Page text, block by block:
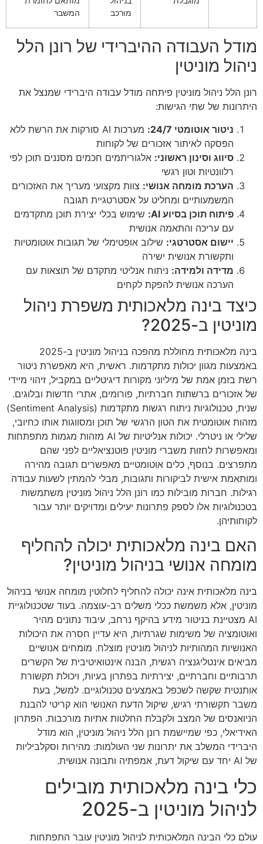
מורכב
המשבר
מודל העבודה ההיברידי של רונן הלל
ניהול מוניטין
רונן הלל ניהול מוניטין פיתחה מודל עבודה היברידי שמנצל את
היתרונות של שתי הגישות:
ניטור אוטומטי 24/7:
מערכות AI סורקות את הרשת ללא
הפסקה לאיתור אזכורים של לקוחות
סיווג וסינון ראשוני: אלגוריתמים חכמים מסננים תוכן לפי
רלוונטיות וטון רגשי
הערכת מומחה אנושי: צוות מקצועי מעריך את האזכורים
המשמעותיים ומחליט על אסטרטגיית תגובה
פיתוח תוכן בסיוע AI:
שימוש בכלי יצירת תוכן מתקדמים
עם עריכה והתאמה אנושית
יישום אסטרטגי: שילוב אופטימלי של תגובות אוטומטיות
ותקשורת אנושית ישירה
מדידה ולמידה: ניתוח אנליטי מתקדם של תוצאות עם
הערכה אנושית להפקת לקחים
כיצד בינה מלאכותית משפרת ניהול
מוניטין ב-2025?
בינה מלאכותית מחוללת מהפכה בניהול מוניטין ב-2025
באמצעות מגוון יכולות מתקדמות. ראשית, היא מאפשרת ניטור
רשת בזמן אמת של מיליוני מקורות דיגיטליים במקביל, זיהוי מיידי
של אזכורים ברשתות חברתיות, פורומים, אתרי חדשות ובלוגים.
שנית, טכנולוגיות ניתוח רגשות מתקדמות (Sentiment Analysis)
מזהות אוטומטית את הטון הרגשי של תוכן ומסווגות אותו כחיובי,
שלילי או ניטרלי. יכולות אנליטיות של AI מזהות מגמות מתפתחות
ומאפשרות לחזות משברי מוניטין פוטנציאליים לפני שהם
מתפרצים. בנוסף, כלים אוטומטיים מאפשרים תגובה מהירה
ומותאמת אישית לביקורות ותגובות, מבלי להמתין לשעות עבודה
רגילות. חברות מובילות כמו רונן הלל ניהול מוניטין משתמשות
בטכנולוגיות אלו לספק פתרונות יעילים ומדויקים יותר עבור
לקוחותיהן.
האם בינה מלאכותית יכולה להחליף
מומחה אנושי בניהול מוניטין?
בינה מלאכותית אינה יכולה להחליף לחלוטין מומחה אנושי בניהול
מוניטין, אלא משמשת ככלי משלים רב-עוצמה. בעוד שטכנולוגיית
AI מצטיינת בניטור מידע בהיקף נרחב, עיבוד נתונים מהיר
ואוטומציה של משימות שגרתיות, היא עדיין חסרה את היכולות
האנושיות המהותיות לניהול מוניטין מוצלח. מומחים אנושיים
מביאים אינטליגנציה רגשית, הבנה אינטואיטיבית של הקשרים
תרבותיים וחברתיים, יצירתיות בפתרון בעיות, ויכולת תקשורת
אותנטית שקשה לשכפל באמצעים טכנולוגיים. למשל, בעת
משבר תקשורתי רגיש, שיקול הדעת האנושי הוא קריטי להבנת
הניואנסים של המצב ולקבלת החלטות אתיות מורכבות. הפתרון
האידיאלי, כפי שמיישמת רונן הלל ניהול מוניטין, הוא מודל
היברידי המשלב את יתרונות שני העולמות: מהירות וסקלביליות
של AI יחד עם שיקול דעת, אמפתיה ותבונה אנושית.
כלי בינה מלאכותית מובילים
לניהול מוניטין ב-2025
עולם כלי הבינה המלאכותית לניהול מוניטין עובר התפתחות